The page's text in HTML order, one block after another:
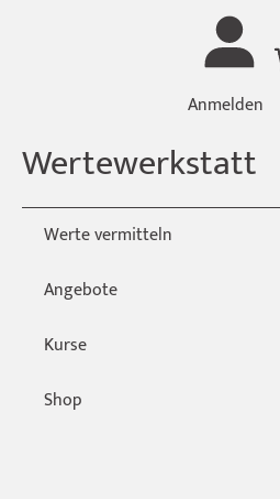
Anmelden
Wertewerkstatt
Werte vermitteln
Angebote
Kurse
Shop